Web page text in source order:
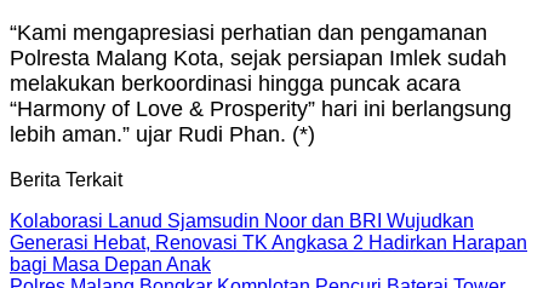
“Kami mengapresiasi perhatian dan pengamanan
Polresta Malang Kota, sejak persiapan Imlek sudah
melakukan berkoordinasi hingga puncak acara
“Harmony of Love & Prosperity” hari ini berlangsung
lebih aman.” ujar Rudi Phan. (*)
Berita Terkait
Kolaborasi Lanud Sjamsudin Noor dan BRI Wujudkan
Generasi Hebat, Renovasi TK Angkasa 2 Hadirkan Harapan
bagi Masa Depan Anak